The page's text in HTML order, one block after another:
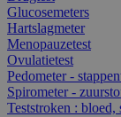
Glucosemeters
Hartslagmeter
Menopauzetest
Ovulatietest
Pedometer -
Spirometer -
Teststroken : bloed,